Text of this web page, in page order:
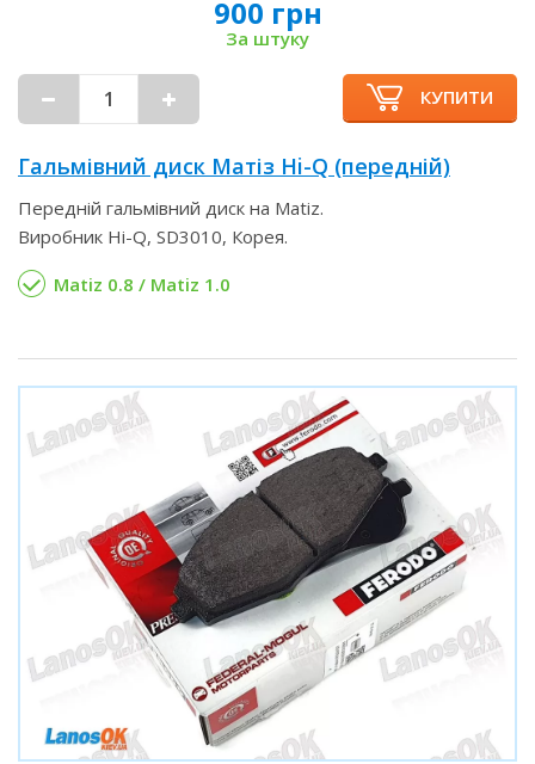
900 грн
За штуку
КУПИТИ
Гальмівний диск Матіз Hi-Q (передній)
Передній гальмівний диск на Matiz.
Виробник Hi-Q, SD3010, Корея.
Matiz 0.8 / Matiz 1.0